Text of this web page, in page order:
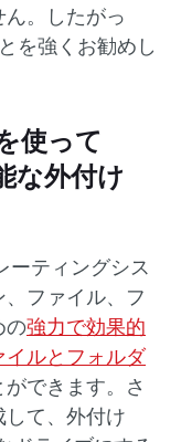
。したがっ
を強くお勧めし
使って
な外付け
ーティングシス
ファイル、フ
の強力で効果的
イルとフォルダ
ができます。さ
して、外付け